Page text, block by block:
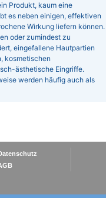
Produkt, kaum eine
es neben einigen, effektiven
Wirkung liefern können.
oder zumindest zu
eingefallene Hautpartien
kosmetischen
ästhetische Eingriffe.
werden häufig auch als